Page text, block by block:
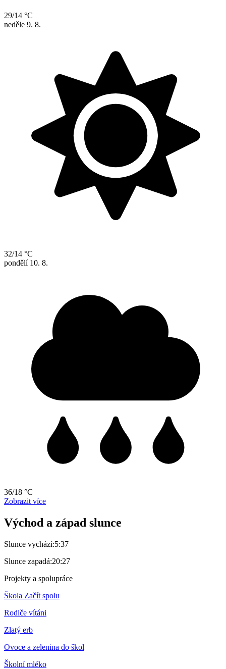
29/14 °C
neděle 9. 8.
32/14 °C
pondělí 10. 8.
36/18 °C
Zobrazit více
Východ a západ slunce
Slunce vychází:5:37
Slunce zapadá:20:27
Projekty a spolupráce
Škola Začít spolu
Rodiče vítáni
Zlatý erb
Ovoce a zelenina do škol
Školní mléko